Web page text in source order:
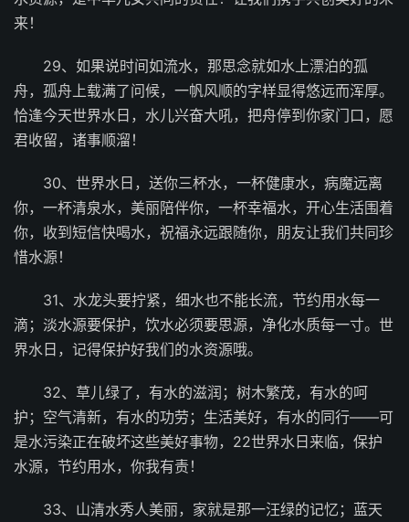
来！
29、如果说时间如流水，那思念就如水上漂泊的孤
舟，孤舟上载满了问候，一帆风顺的字样显得悠远而浑厚。
恰逢今天世界水日，水儿兴奋大吼，把舟停到你家门口，愿
君收留，诸事顺溜！
30、世界水日，送你三杯水，一杯健康水，病魔远离
你，一杯清泉水，美丽陪伴你，一杯幸福水，开心生活围着
你，收到短信快喝水，祝福永远跟随你，朋友让我们共同珍
惜水源！
31、水龙头要拧紧，细水也不能长流，节约用水每一
滴；淡水源要保护，饮水必须要思源，净化水质每一寸。世
界水日，记得保护好我们的水资源哦。
32、草儿绿了，有水的滋润；树木繁茂，有水的呵
护；空气清新，有水的功劳；生活美好，有水的同行——可
是水污染正在破坏这些美好事物，22世界水日来临，保护
水源，节约用水，你我有责！
33、山清水秀人美丽，家就是那一汪绿的记忆；蓝天